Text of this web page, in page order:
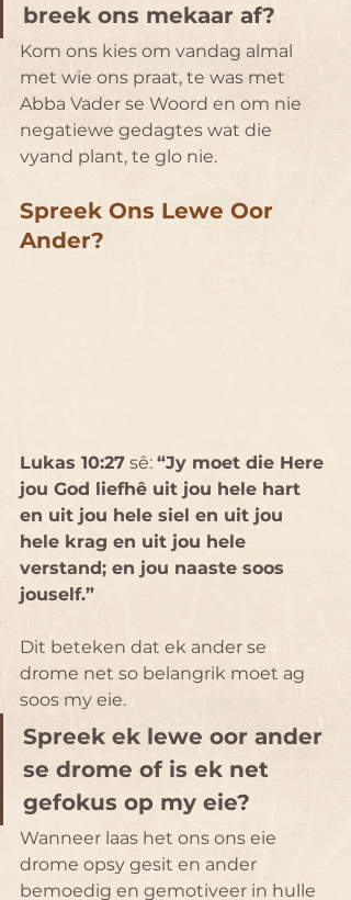
breek ons mekaar af?
Kom ons kies om vandag almal
met wie ons praat, te was met
Abba Vader se Woord en om nie
negatiewe gedagtes wat die
vyand plant, te glo nie.
Spreek Ons Lewe Oor
Ander?
Lukas 10:27 sê: “Jy moet die Here
jou God liefhê uit jou hele hart
en uit jou hele siel en uit jou
hele krag en uit jou hele
verstand; en jou naaste soos
jouself.”
Dit beteken dat ek ander se
drome net so belangrik moet ag
soos my eie.
Spreek ek lewe oor ander
se drome of is ek net
gefokus op my eie?
Wanneer laas het ons ons eie
drome opsy gesit en ander
bemoedig en gemotiveer in hulle